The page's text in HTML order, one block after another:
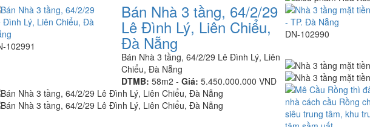
102991
Bán Nhà 3 tầng, 64/2/29
Lê Đình Lý, Liên Chiểu,
Đà Nẵng
Bán Nhà 3 tầng, 64/2/29 Lê Đình Lý, Liên
Chiểu, Đà Nẵng
DTMB: 58m2 - Giá: 5.450.000.000 VND
DN-102990